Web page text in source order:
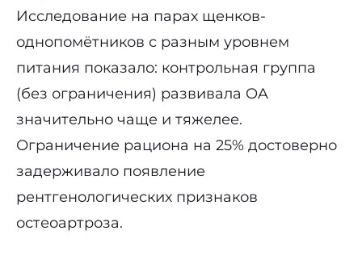
Исследование на парах щенков-
однопомётников с разным уровнем
питания показало: контрольная группа
(без ограничения) развивала OA
значительно чаще и тяжелее.
Ограничение рациона на 25% достоверно
задерживало появление
рентгенологических признаков
остеоартроза.